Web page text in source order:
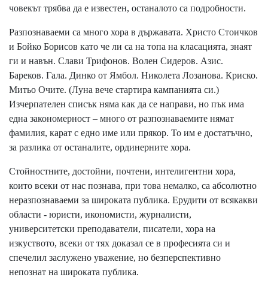
човекът трябва да е известен, останалото са подробности.
Разпознаваеми са много хора в държавата. Христо Стоичков
и Бойко Борисов като че ли са на топа на класацията, знаят
ги и навън. Слави Трифонов. Волен Сидеров. Азис.
Бареков. Гала. Динко от Ямбол. Николета Лозанова. Криско.
Митьо Очите. (Луна вече стартира кампанията си.)
Изчерпателен списък няма как да се направи, но пък има
една закономерност – много от разпознаваемите нямат
фамилия, карат с едно име или прякор. То им е достатъчно,
за разлика от останалите, ординерните хора.
Стойностните, достойни, почтени, интелигентни хора,
които всеки от нас познава, при това немалко, са абсолютно
неразпознаваеми за широката публика. Ерудити от всякакви
области - юристи, икономисти, журналисти,
университетски преподаватели, писатели, хора на
изкуството, всеки от тях доказал се в професията си и
спечелил заслужено уважение, но безперспективно
непознат на широката публика.